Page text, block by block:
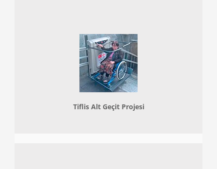
Tiflis Alt Geçit Projesi